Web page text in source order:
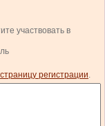
участвовать в
страницу регистрации.